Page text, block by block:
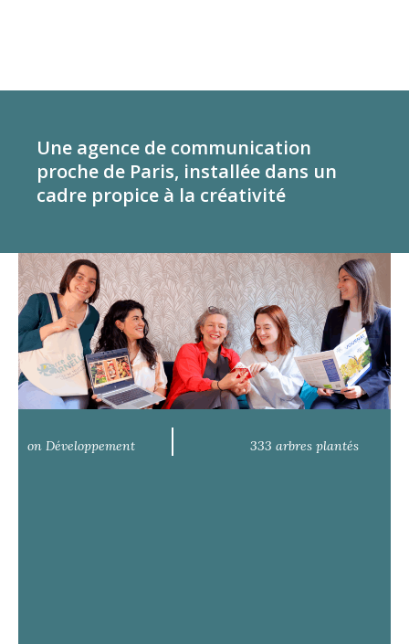
Une agence de communication
proche de Paris, installée dans un
cadre propice à la créativité
Développement 333 arbres plantés